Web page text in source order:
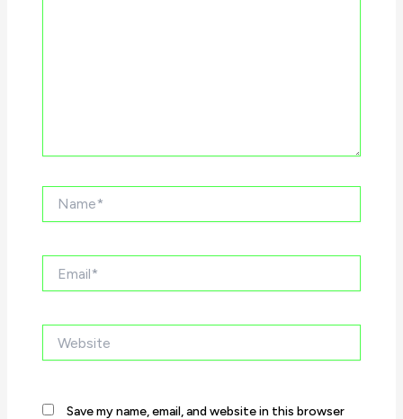
Save my name, email, and website in this browser